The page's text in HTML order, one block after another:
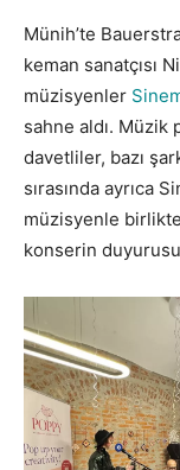
Münih’te
keman sanatçısı
müzisyenler
sahne aldı. Müzik
davetliler, bazı
sırasında ayrıca
müzisyenle birlikte
konserin duyurusu